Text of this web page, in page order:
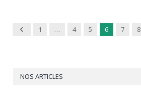
Previous
1 … 4 5 6 7 8
NOS ARTICLES